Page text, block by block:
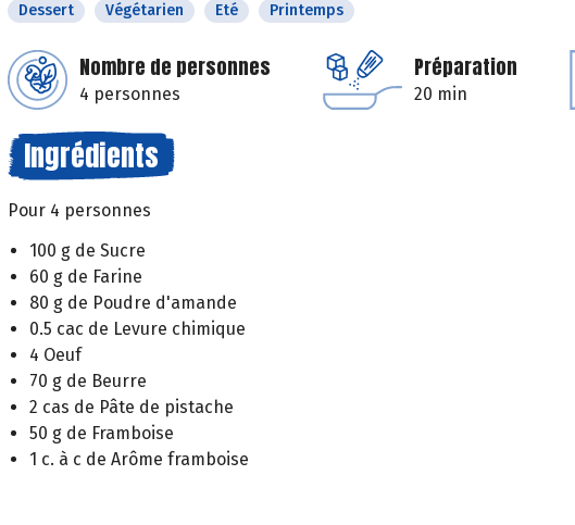
Dessert Végétarien Eté Printemps
Nombre de personnes
4 personnes
Préparation
20 min
Ingrédients
Pour 4 personnes
100 g de Sucre
60 g de Farine
80 g de Poudre d'amande
0.5 cac de Levure chimique
4 Oeuf
70 g de Beurre
2 cas de Pâte de pistache
50 g de Framboise
1 c. à c de Arôme framboise